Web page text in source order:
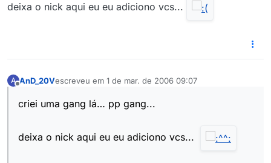
deixa o nick aqui eu eu adiciono vcs...
A AnD_20Vescreveu em 1 de mar. de 2006 09:07
última edição por
criei uma gang lá… pp gang...
deixa o nick aqui eu eu adiciono vcs...